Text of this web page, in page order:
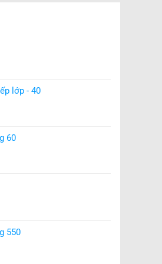
lớp - 40
60
550